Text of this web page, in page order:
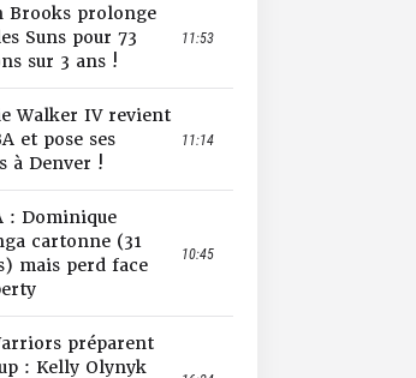
Brooks prolonge
Suns pour 73
sur 3 ans !
11:53
Walker IV revient
et pose ses
à Denver !
11:14
: Dominique
cartonne (31
mais perd face
10:45
préparent
: Kelly Olynyk